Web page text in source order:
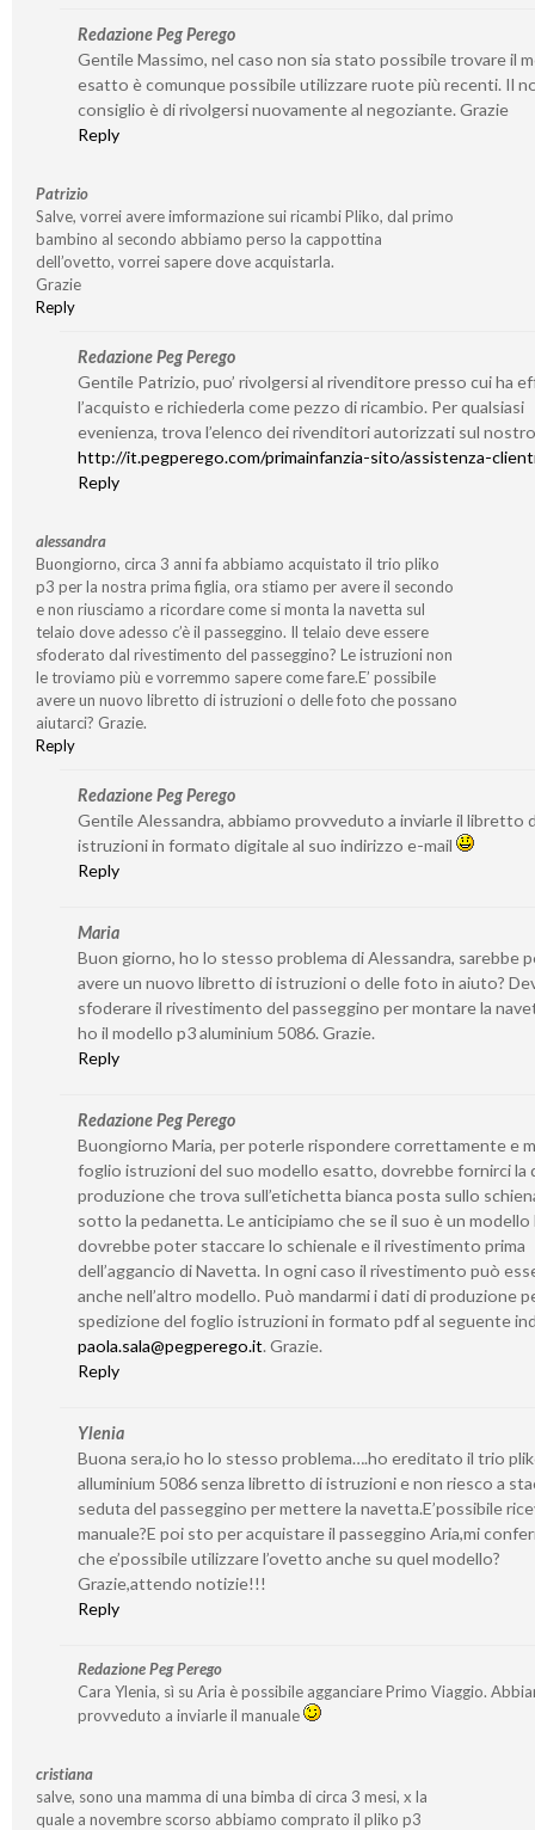
Redazione Peg Perego
Gentile Massimo, nel caso non sia stato possibile trovare il
esatto è comunque possibile utilizzare ruote più recenti. Il
consiglio è di rivolgersi nuovamente al negoziante. Grazie
Reply
Patrizio
Salve, vorrei avere imformazione sui ricambi Pliko, dal primo
bambino al secondo abbiamo perso la cappottina
dell’ovetto, vorrei sapere dove acquistarla.
Grazie
Reply
Redazione Peg Perego
Gentile Patrizio, puo’ rivolgersi al rivenditore presso cui ha
l’acquisto e richiederla come pezzo di ricambio. Per qualsiasi
evenienza, trova l’elenco dei rivenditori autorizzati sul
http://it.pegperego.com/primainfanzia-sito/assistenza-
Reply
alessandra
Buongiorno, circa 3 anni fa abbiamo acquistato il trio pliko
p3 per la nostra prima figlia, ora stiamo per avere il secondo
e non riusciamo a ricordare come si monta la navetta sul
telaio dove adesso c’è il passeggino. Il telaio deve essere
sfoderato dal rivestimento del passeggino? Le istruzioni non
le troviamo più e vorremmo sapere come fare.E’ possibile
avere un nuovo libretto di istruzioni o delle foto che possano
aiutarci? Grazie.
Reply
Redazione Peg Perego
Gentile Alessandra, abbiamo provveduto a inviarle il libretto
istruzioni in formato digitale al suo indirizzo e-mail
Reply
Maria
Buon giorno, ho lo stesso problema di Alessandra, sarebbe
avere un nuovo libretto di istruzioni o delle foto in aiuto?
sfoderare il rivestimento del passeggino per montare la
ho il modello p3 aluminium 5086. Grazie.
Reply
Redazione Peg Perego
Buongiorno Maria, per poterle rispondere correttamente e
foglio istruzioni del suo modello esatto, dovrebbe fornirci la
produzione che trova sull’etichetta bianca posta sullo
sotto la pedanetta. Le anticipiamo che se il suo è un modello
dovrebbe poter staccare lo schienale e il rivestimento prima
dell’aggancio di Navetta. In ogni caso il rivestimento può
anche nell’altro modello. Può mandarmi i dati di produzione
spedizione del foglio istruzioni in formato pdf al seguente
paola.sala@pegperego.it. Grazie.
Reply
Ylenia
Buona sera,io ho lo stesso problema….ho ereditato il trio
alluminium 5086 senza libretto di istruzioni e non riesco a
seduta del passeggino per mettere la navetta.E’possibile
manuale?E poi sto per acquistare il passeggino Aria,mi
che e’possibile utilizzare l’ovetto anche su quel modello?
Grazie,attendo notizie!!!
Reply
Redazione Peg Perego
Cara Ylenia, sì su Aria è possibile agganciare Primo Viaggio.
provveduto a inviarle il manuale
cristiana
salve, sono una mamma di una bimba di circa 3 mesi, x la
quale a novembre scorso abbiamo comprato il pliko p3